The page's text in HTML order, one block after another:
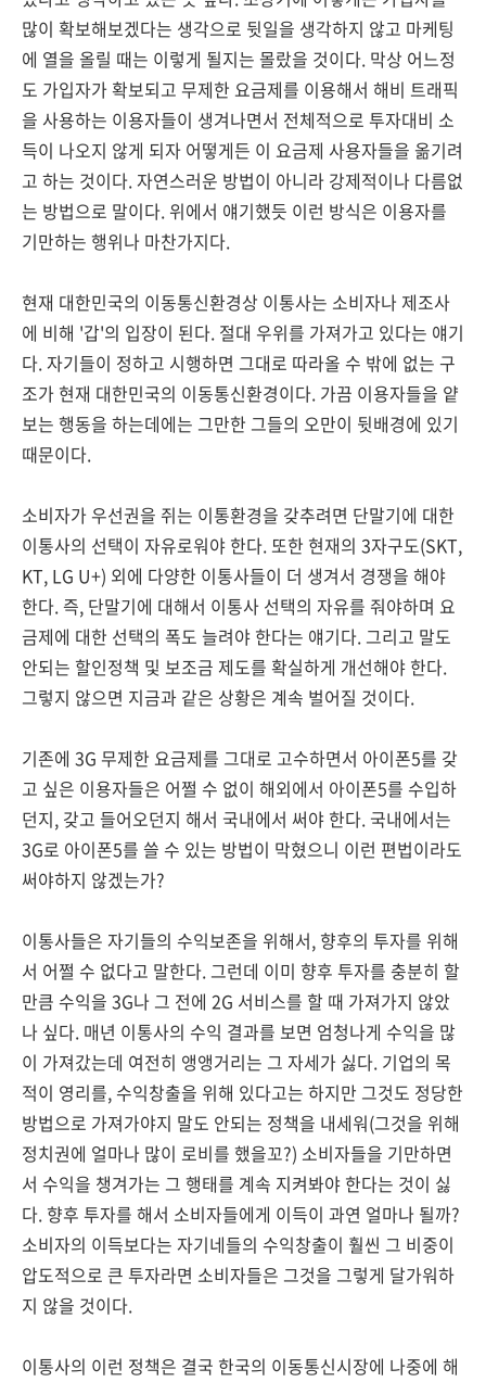
많이 확보해보겠다는 생각으로 뒷일을 생각하지 않고 마케팅
에 열을 올릴 때는 이렇게 될지는 몰랐을 것이다. 막상 어느정
도 가입자가 확보되고 무제한 요금제를 이용해서 해비 트래픽
을 사용하는 이용자들이 생겨나면서 전체적으로 투자대비 소
득이 나오지 않게 되자 어떻게든 이 요금제 사용자들을 옮기려
고 하는 것이다. 자연스러운 방법이 아니라 강제적이나 다름없
는 방법으로 말이다. 위에서 얘기했듯 이런 방식은 이용자를
기만하는 행위나 마찬가지다.
현재 대한민국의 이동통신환경상 이통사는 소비자나 제조사
에 비해 '갑'의 입장이 된다. 절대 우위를 가져가고 있다는 얘기
다. 자기들이 정하고 시행하면 그대로 따라올 수 밖에 없는 구
조가 현재 대한민국의 이동통신환경이다. 가끔 이용자들을 얕
보는 행동을 하는데에는 그만한 그들의 오만이 뒷배경에 있기
때문이다.
소비자가 우선권을 쥐는 이통환경을 갖추려면 단말기에 대한
이통사의 선택이 자유로워야 한다. 또한 현재의 3자구도(SKT,
KT, LG U+) 외에 다양한 이통사들이 더 생겨서 경쟁을 해야
한다. 즉, 단말기에 대해서 이통사 선택의 자유를 줘야하며 요
금제에 대한 선택의 폭도 늘려야 한다는 얘기다. 그리고 말도
안되는 할인정책 및 보조금 제도를 확실하게 개선해야 한다.
그렇지 않으면 지금과 같은 상황은 계속 벌어질 것이다.
기존에 3G 무제한 요금제를 그대로 고수하면서 아이폰5를 갖
고 싶은 이용자들은 어쩔 수 없이 해외에서 아이폰5를 수입하
던지, 갖고 들어오던지 해서 국내에서 써야 한다. 국내에서는
3G로 아이폰5를 쓸 수 있는 방법이 막혔으니 이런 편법이라도
써야하지 않겠는가?
이통사들은 자기들의 수익보존을 위해서, 향후의 투자를 위해
서 어쩔 수 없다고 말한다. 그런데 이미 향후 투자를 충분히 할
만큼 수익을 3G나 그 전에 2G 서비스를 할 때 가져가지 않았
나 싶다. 매년 이통사의 수익 결과를 보면 엄청나게 수익을 많
이 가져갔는데 여전히 앵앵거리는 그 자세가 싫다. 기업의 목
적이 영리를, 수익창출을 위해 있다고는 하지만 그것도 정당한
방법으로 가져가야지 말도 안되는 정책을 내세워(그것을 위해
정치권에 얼마나 많이 로비를 했을꼬?) 소비자들을 기만하면
서 수익을 챙겨가는 그 행태를 계속 지켜봐야 한다는 것이 싫
다. 향후 투자를 해서 소비자들에게 이득이 과연 얼마나 될까?
소비자의 이득보다는 자기네들의 수익창출이 훨씬 그 비중이
압도적으로 큰 투자라면 소비자들은 그것을 그렇게 달가워하
지 않을 것이다.
이통사의 이런 정책은 결국 한국의 이동통신시장에 나중에 해